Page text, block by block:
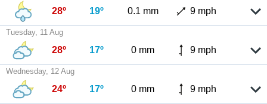
28º 19º 0.1 mm 9 mph
Tuesday, 11 Aug
28º 17º 0 mm 9 mph
Wednesday, 12 Aug
24º 17º 0 mm 9 mph